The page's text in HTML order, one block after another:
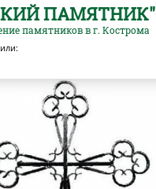
ПАМЯТНИК"
памятников в г. Кострома